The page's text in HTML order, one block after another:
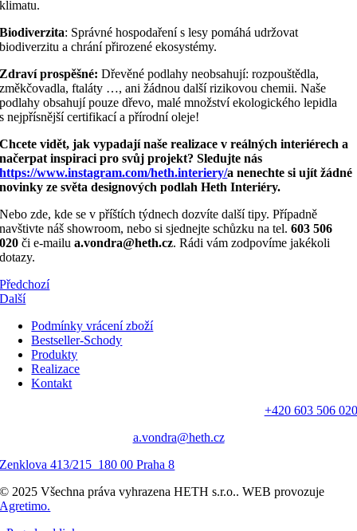
klimatu.
Biodiverzita: Správné hospodaření s lesy pomáhá udržovat
biodiverzitu a chrání přirozené ekosystémy.
Zdraví prospěšné:Dřevěné podlahy neobsahují: rozpouštědla,
změkčovadla, ftaláty …, ani žádnou další rizikovou chemii. Naše
podlahy obsahují pouze dřevo, malé množství ekologického lepidla
s nejpřísnější certifikací a přírodní oleje!
Chcete vidět, jak vypadají naše realizace v reálných interiérech a
načerpat inspiraci pro svůj projekt? Sledujte nás
https://www.instagram.com/heth.interiery/a nenechte si ujít žádné
novinky ze světa designových podlah Heth Interiéry.
Nebo zde, kde se v příštích týdnech dozvíte další tipy. Případně
navštivte náš showroom, nebo si sjednejte schůzku na tel.603 506
020 či e-mailua.vondra@heth.cz. Rádi vám zodpovíme jakékoli
dotazy.
Předchozí
Další
Podmínky vrácení zboží
Bestseller-Schody
Produkty
Realizace
Kontakt
+420 603 506 020
a.vondra@heth.cz
Zenklova 413/215 180 00 Praha 8
© 2025 Všechna práva vyhrazena HETH s.r.o.. WEB provozuje
Agretimo.